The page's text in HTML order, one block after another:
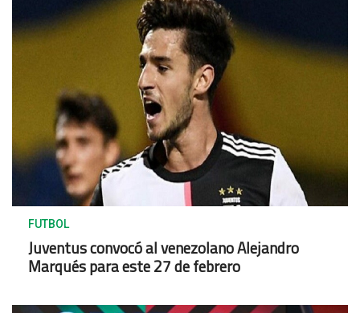
FUTBOL
Juventus convocó al venezolano Alejandro
Marqués para este 27 de febrero